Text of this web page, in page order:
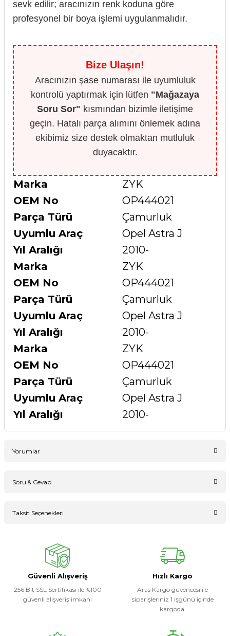
sevk edilir; aracınızın renk koduna göre
profesyonel bir boya işlemi uygulanmalıdır.
Bize Ulaşın!
Aracınızın şase numarası ile uyumluluk
kontrolü yaptırmak için lütfen "Mağazaya
Soru Sor" kısmından bizimle iletişime
geçin. Hatalı parça alımını önlemek adına
ekibimiz size destek olmaktan mutluluk
duyacaktır.
Marka
ZYK
OEM No
OP444021
Parça Türü
Çamurluk
Uyumlu Araç
Opel Astra J
Yıl Aralığı
2010-
Marka
ZYK
OEM No
OP444021
Parça Türü
Çamurluk
Uyumlu Araç
Opel Astra J
Yıl Aralığı
2010-
Marka
ZYK
OEM No
OP444021
Parça Türü
Çamurluk
Uyumlu Araç
Opel Astra J
Yıl Aralığı
2010-
Yorumlar
Soru & Cevap
Taksit Seçenekleri
Güvenli Alışveriş
256 Bit SSL Sertifikası ile %100
güvenli alışveriş imkanı
Hızlı Kargo
Aras Kargo güvencesi ile
siparişleriniz 1 işgünü içinde
kargoda.